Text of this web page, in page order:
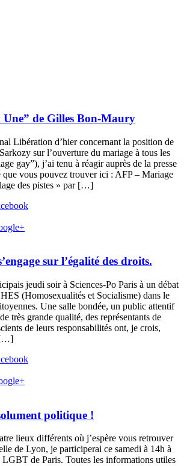
Une” de Gilles Bon-Maury
Libération d’hier concernant la position de
sur l’ouverture du mariage à tous les
gay”), j’ai tenu à réagir auprès de la presse
que vous pouvez trouver ici : AFP – Mariage
des pistes » par […]
sur l’égalité des droits.
jeudi soir à Sciences-Po Paris à un débat
(Homosexualités et Socialisme) dans le
Une salle bondée, un public attentif
très grande qualité, des représentants de
de leurs responsabilités ont, je crois,
[…]
politique !
lieux différents où j’espère vous retrouver
de Lyon, je participerai ce samedi à 14h à
LGBT de Paris. Toutes les informations utiles